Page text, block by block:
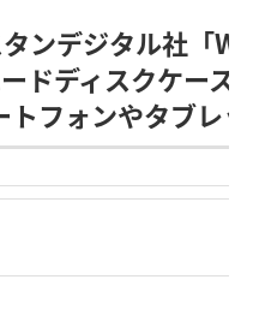
ンデジタル社「
ドディスクケース
トフォンやタブレ